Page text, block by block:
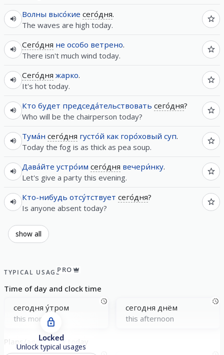
Волны высо́кие сего́дня.
The waves are high today.
Сего́дня не особо ветрено.
There isn't much wind today.
Сего́дня жарко.
It's hot today.
Кто будет председа́тельствовать сего́дня?
Who will be the chairperson today?
Тума́н сего́дня густо́й как горо́ховый суп.
Today the fog is as thick as pea soup.
Дава́йте устро́им сего́дня вечери́нку.
Let's give a party this evening.
Кто-нибудь отсу́тствует сего́дня?
Is anyone absent today?
show all
TYPICAL USAGEPRO
Time of day and clock time
сегoдня у́тром
this morning
сегoдня днём
this afternoon
Plans/agenda for today
Locked
Unlock typical usages